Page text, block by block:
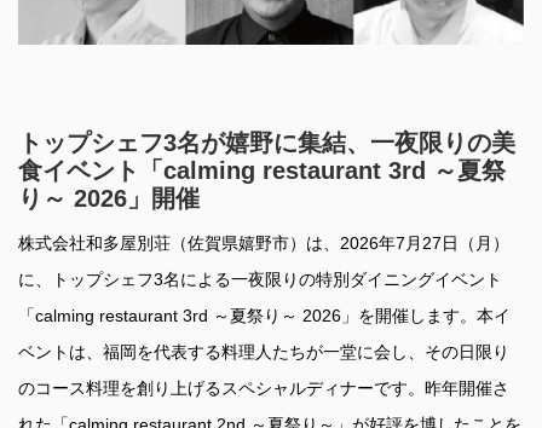
トップシェフ3名が嬉野に集結、一夜限りの美
食イベント「calming restaurant 3rd ～夏祭
り～ 2026」開催
株式会社和多屋別荘（佐賀県嬉野市）は、2026年7月27日（月）
に、トップシェフ3名による一夜限りの特別ダイニングイベント
「calming restaurant 3rd ～夏祭り～ 2026」を開催します。本イ
ベントは、福岡を代表する料理人たちが一堂に会し、その日限り
のコース料理を創り上げるスペシャルディナーです。昨年開催さ